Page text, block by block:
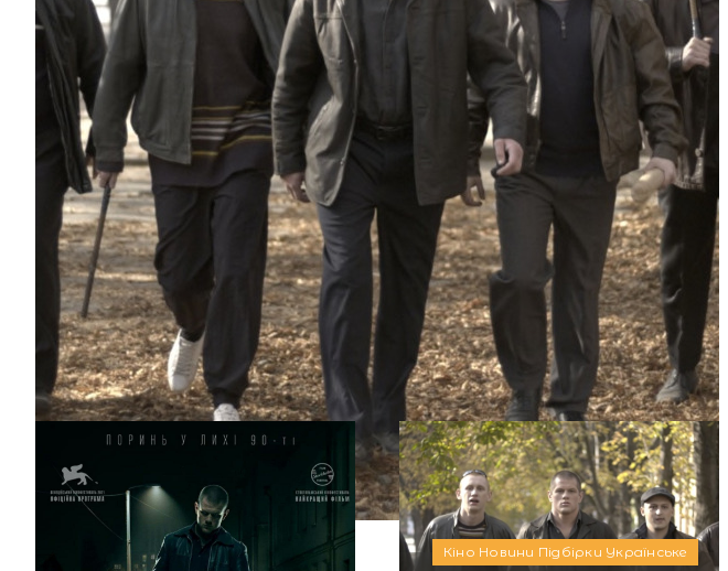
КіноНовиниПідбірки Українське
Netflix незабаром вперше покаже український фільм
Американський стрімінговий сервіс Netflix вперше покаже український
ігровий фільм – кримінальну драму “Носоріг” Олега Сенцова. На платформі
стрічка буде доступна з 23 травня....
17.05.2022
Автор:Єгор Бунін
Кіно Новини Підбірки Українське